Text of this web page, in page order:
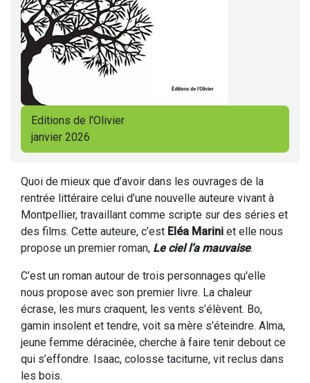
Editions de l'Olivier
janvier 2026
Quoi de mieux que d’avoir dans les ouvrages de la
rentrée littéraire celui d’une nouvelle auteure vivant à
Montpellier, travaillant comme scripte sur des séries et
des films. Cette auteure, c’est Eléa Marini et elle nous
propose un premier roman, Le ciel l’a mauvaise.
C’est un roman autour de trois personnages qu'elle
nous propose avec son premier livre. La chaleur
écrase, les murs craquent, les vents s’élèvent. Bo,
gamin insolent et tendre, voit sa mère s’éteindre. Alma,
jeune femme déracinée, cherche à faire tenir debout ce
qui s’effondre. Isaac, colosse taciturne, vit reclus dans
les bois.